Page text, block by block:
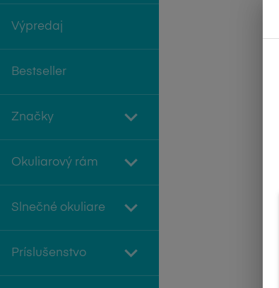
Výpredaj
Bestseller
Značky
Okuliarový rám
Slnečné okuliare
Príslušenstvo